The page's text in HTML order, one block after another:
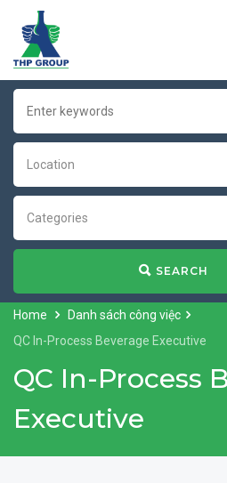
Location
Categories
SEARCH
Home
Danh sách công việc
QC In-Process Beverage Executive
QC In-Process
Executive